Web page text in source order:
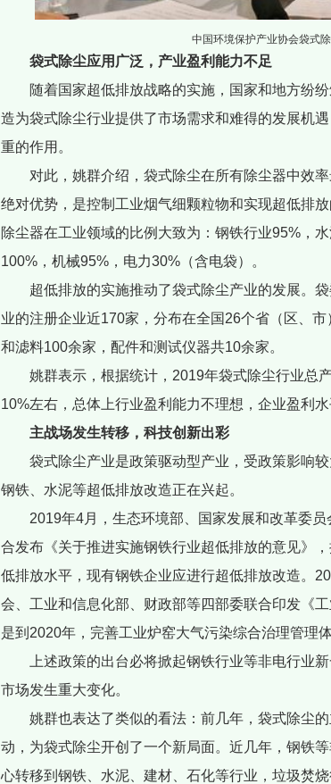
中国环境保护产业协会袋式
袋式除尘应用广泛，产业盈利能力不足
随着国家超低排放战略的实施，国家和地方纷
造为袋式除尘行业提供了市场需求和难得的发展机
重的作用。
对此，姚群介绍，袋式除尘在所有除尘器中效
绝对优势，是控制工业烟气细颗粒物和实现超低排
除尘器在工业领域的比例大致为：钢铁行业95%，
100%，机械95%，电力30%（含电袋）。
超低排放的实施推动了袋式除尘产业的发展。
业的注册企业近170家，分布在全国26个省（区、
和滤料100余家，配件和测试仪器共10余家。
姚群表示，根据统计，2019年袋式除尘行业总
10%左右，总体上行业盈利能力不理想，企业盈利水
主战场发生转移，科技创新出彩
袋式除尘产业是政策驱动型产业，受政策影响
钢铁、水泥等超低排放改造正在兴起。
2019年4月，生态环境部、国家发展和改革委
合发布《关于推进实施钢铁行业超低排放的意见》
低排放水平，现有钢铁企业应进行超低排放改造。
会、工业和信息化部、财政部等四部委联合印发《
是到2020年，完善工业炉窑大气污染综合治理管理
上述政策的出台必将掀起钢铁行业等非电行业
市场发生重大变化。
姚群也表达了类似的看法：前几年，袋式除尘
动，为袋式除尘开创了一个新局面。近几年，钢铁
心转移到钢铁、水泥、建材、石化等行业，垃圾焚